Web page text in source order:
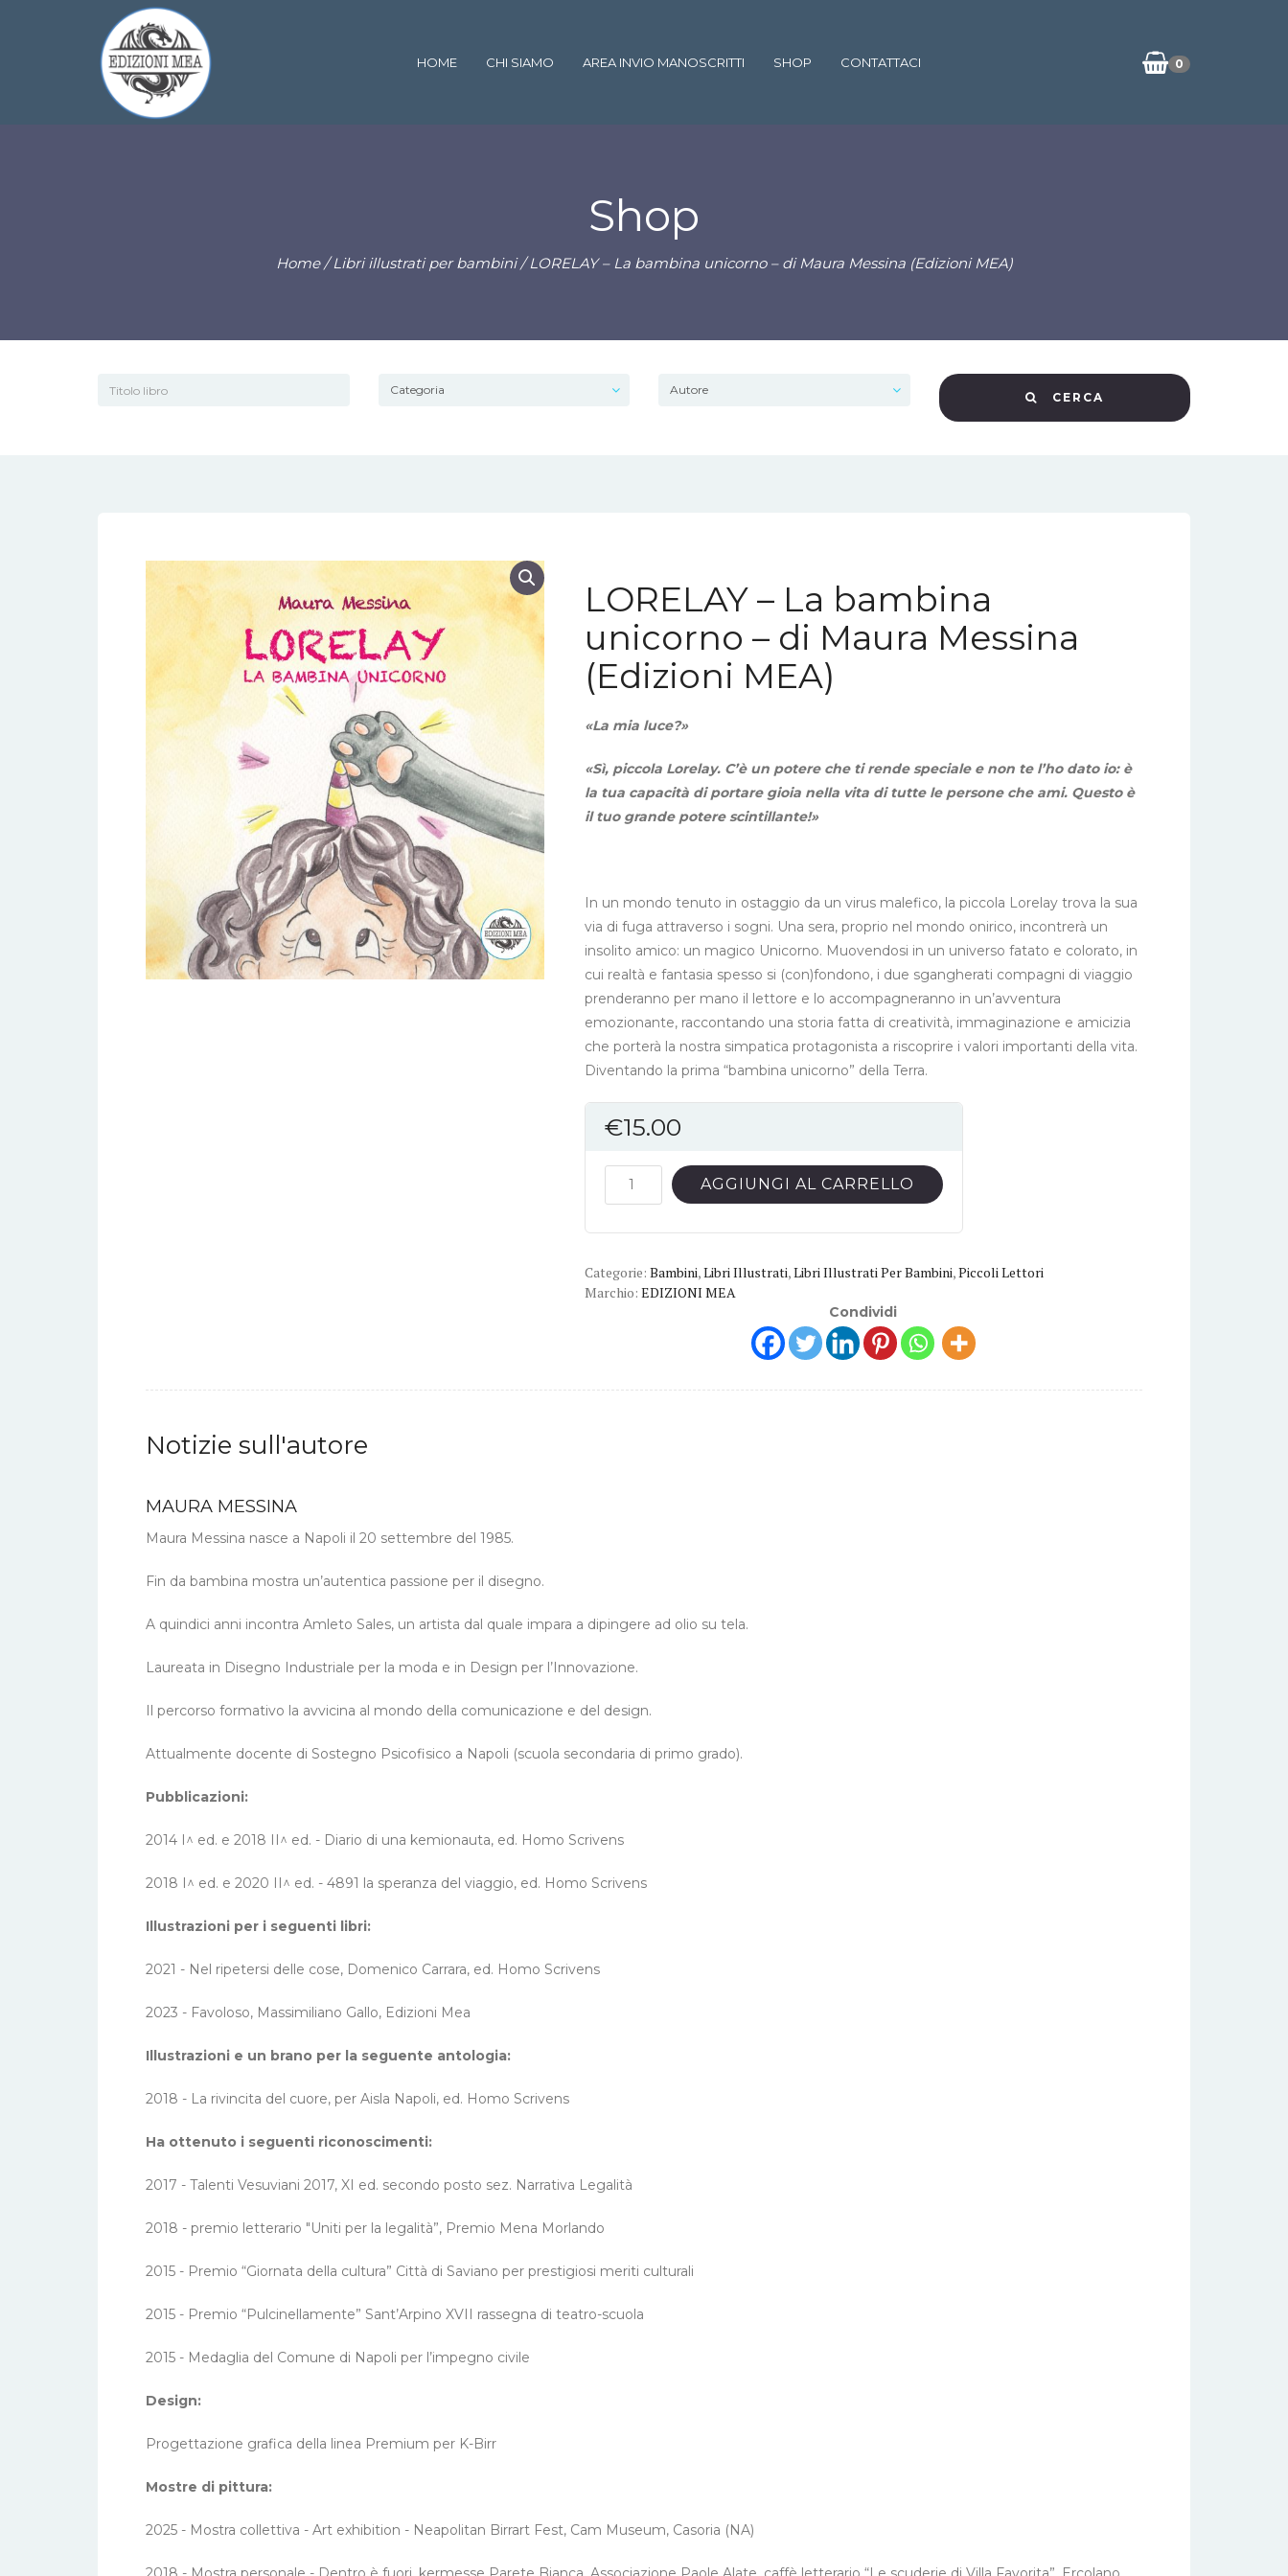
0
HOME CHI SIAMO AREA INVIO MANOSCRITTI SHOP CONTATTACI
Shop
Home/Libri illustrati per bambini/ LORELAY – La bambina unicorno – di Maura Messina (Edizioni MEA)
CERCA
LORELAY – La bambina
unicorno – di Maura Messina
(Edizioni MEA)
«La mia luce?»
«Sì, piccola Lorelay. C’è un potere che ti rende speciale e non te l’ho dato io: è
la tua capacità di portare gioia nella vita di tutte le persone che ami. Questo è
il tuo grande potere scintillante!»
In un mondo tenuto in ostaggio da un virus malefico, la piccola Lorelay trova la sua
via di fuga attraverso i sogni. Una sera, proprio nel mondo onirico, incontrerà un
insolito amico: un magico Unicorno. Muovendosi in un universo fatato e colorato, in
cui realtà e fantasia spesso si (con)fondono, i due sgangherati compagni di viaggio
prenderanno per mano il lettore e lo accompagneranno in un’avventura
emozionante, raccontando una storia fatta di creatività, immaginazione e amicizia
che porterà la nostra simpatica protagonista a riscoprire i valori importanti della vita.
Diventando la prima “bambina unicorno” della Terra.
€15.00
LORELAY
-
unicorno
-
(Edizioni
AGGIUNGI AL CARRELLO
Categorie: Bambini,Libri Illustrati,Libri Illustrati Per Bambini,Piccoli Lettori
Marchio: EDIZIONI MEA
Condividi
Notizie sull'autore
MAURA MESSINA
Maura Messina nasce a Napoli il 20 settembre del 1985.
Fin da bambina mostra un’autentica passione per il disegno.
A quindici anni incontra Amleto Sales, un artista dal quale impara a dipingere ad olio su tela.
Laureata in Disegno Industriale per la moda e in Design per l’Innovazione.
Il percorso formativo la avvicina al mondo della comunicazione e del design.
Attualmente docente di Sostegno Psicofisico a Napoli (scuola secondaria di primo grado).
Pubblicazioni:
2014 I^ ed. e 2018 II^ ed. - Diario di una kemionauta, ed. Homo Scrivens
2018 I^ ed. e 2020 II^ ed. - 4891 la speranza del viaggio, ed. Homo Scrivens
Illustrazioni per i seguenti libri:
2021 - Nel ripetersi delle cose, Domenico Carrara, ed. Homo Scrivens
2023 - Favoloso, Massimiliano Gallo, Edizioni Mea
Illustrazioni e un brano per la seguente antologia:
2018 - La rivincita del cuore, per Aisla Napoli, ed. Homo Scrivens
Ha ottenuto i seguenti riconoscimenti:
2017 - Talenti Vesuviani 2017, XI ed. secondo posto sez. Narrativa Legalità
2018 - premio letterario "Uniti per la legalità”, Premio Mena Morlando
2015 - Premio “Giornata della cultura” Città di Saviano per prestigiosi meriti culturali
2015 - Premio “Pulcinellamente” Sant’Arpino XVII rassegna di teatro-scuola
2015 - Medaglia del Comune di Napoli per l’impegno civile
Design:
Progettazione grafica della linea Premium per K-Birr
Mostre di pittura:
2025 - Mostra collettiva - Art exhibition - Neapolitan Birrart Fest, Cam Museum, Casoria (NA)